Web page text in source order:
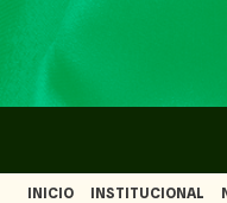
INICIO INSTITUCIONAL